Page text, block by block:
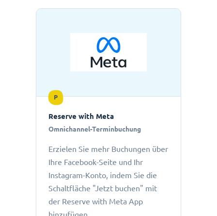
P
Reserve with Meta
Omnichannel-Terminbuchung
Erzielen Sie mehr Buchungen über
Ihre Facebook-Seite und Ihr
Instagram-Konto, indem Sie die
Schaltfläche "Jetzt buchen" mit
der Reserve with Meta App